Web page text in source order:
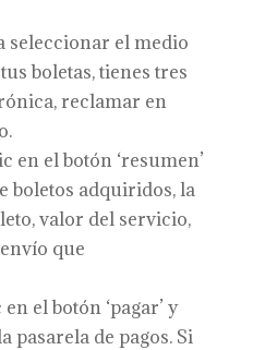
seleccionar el medio
boletas, tienes tres
reclamar en
en el botón ‘resumen’
boletos adquiridos, la
valor del servicio,
que
el botón ‘pagar’ y
pasarela de pagos. Si